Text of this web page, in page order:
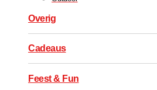
Overig
Cadeaus
Feest & Fun